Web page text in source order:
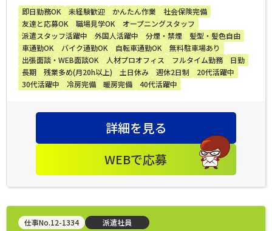
即日勤務OK 未経験歓迎 かんたん作業
社会保険完備
友達と応募OK
職場見学OK
オープニングスタッフ
派遣スタッフ活躍中
外国人活躍中 分煙・禁煙
髪型・髪色自由
車通勤OK
バイク通勤OK 自転車通勤OK
無料駐車場あり
出張面談・WEB面談OK
人材プロオフィス フルタイム勤務
日勤
長期
残業多め(月20h以上) 土日休み 週休2日制
20代活躍中
30代活躍中
冷房完備 暖房完備 40代活躍中
詳細を見る
WEBで応募
仕事No.12-1334 派遣社員